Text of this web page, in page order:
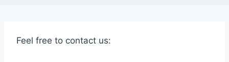
Feel free to contact us: